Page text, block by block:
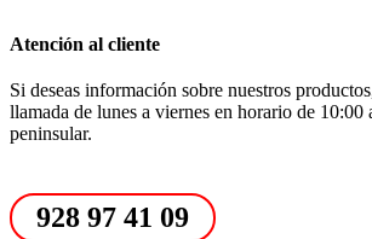
Atención al cliente
Si deseas información sobre nuestros
llamada de lunes a viernes en horario de 10:00
peninsular.
928 97 41 09